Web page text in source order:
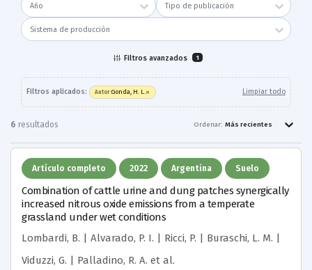
Año Tipo de publicación
Sistema de producción
Filtros avanzados 1
Filtros aplicados: Autor:Gonda, H. L.× Limpiar todo
6 resultados Ordenar: Más recientes
Artículo completo 2022 Argentina Suelo
Combination of cattle urine and dung patches synergically
increased nitrous oxide emissions from a temperate
grassland under wet conditions
Lombardi, B. | Alvarado, P. I. | Ricci, P. | Buraschi, L. M. |
Viduzzi, G. | Palladino, R. A. et al.